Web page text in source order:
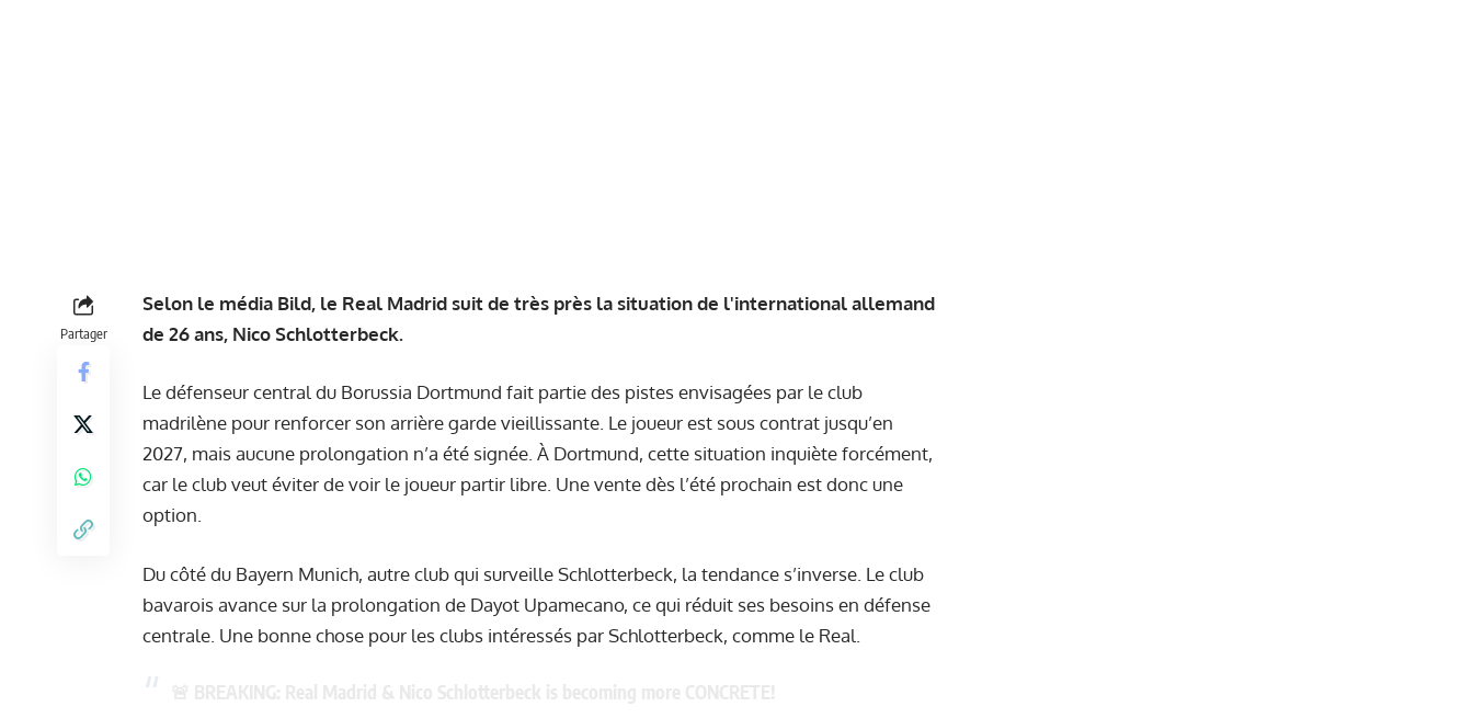
Partager
Selon le média Bild, le Real Madrid suit de très près la situation de l'international allemand
de 26 ans, Nico Schlotterbeck.
Le défenseur central du Borussia Dortmund fait partie des pistes envisagées par le club
madrilène pour renforcer son arrière garde vieillissante. Le joueur est sous contrat jusqu’en
2027, mais aucune prolongation n’a été signée. À Dortmund, cette situation inquiète forcément,
car le club veut éviter de voir le joueur partir libre. Une vente dès l’été prochain est donc une
option.
Du côté du Bayern Munich, autre club qui surveille Schlotterbeck, la tendance s’inverse. Le club
bavarois avance sur la prolongation de Dayot Upamecano, ce qui réduit ses besoins en défense
centrale. Une bonne chose pour les clubs intéressés par Schlotterbeck, comme le Real.